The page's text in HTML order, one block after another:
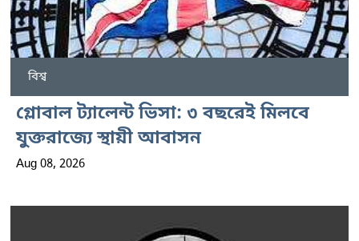
বিশ্ব
গ্লোবাল ট্যালেন্ট ভিসা: ৩ বছরেই মিলবে
যুক্তরাজ্যে স্থায়ী আবাসন
Aug 08, 2026